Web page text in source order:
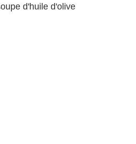
d'huile d'olive